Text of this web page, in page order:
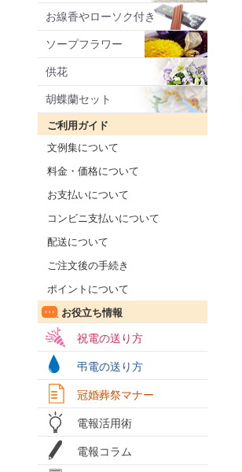
お線香やローソク付き
ソープフラワー
供花
胡蝶蘭セット
ご利用ガイド
文例集について
料金・価格について
お支払いについて
コンビニ支払いについて
配送について
ご注文後の手続き
ポイントについて
お役立ち情報
祝電の送り方
弔電の送り方
冠婚葬祭マナー
電報活用術
電報コラム